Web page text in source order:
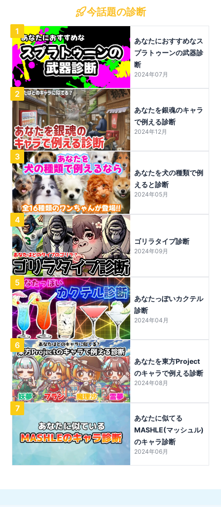
今話題の診断
1
あなたにおすすめなス
プラトゥーンの武器診
断
2024年07月
2
あなたを銀魂のキャラ
で例える診断
2024年12月
3
あなたを犬の種類で例
えると診断
2024年05月
4
ゴリラタイプ診断
2024年09月
5
あなたっぽいカクテル
診断
2024年04月
6
あなたを東方Project
のキャラで例える診断
2024年08月
7
あなたに似てる
MASHLE(マッシュル)
のキャラ診断
2024年06月